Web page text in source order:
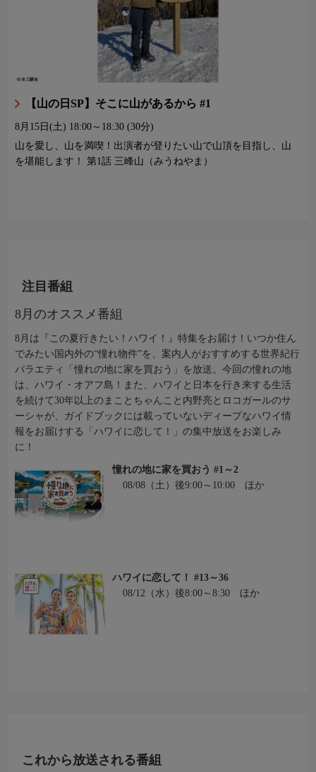
【山の日SP】そこに山があるから #1
8月15日(土) 18:00～18:30 (30分)
山を愛し、山を満喫！出演者が登りたい山で山頂を目指し、山
を堪能します！ 第1話 三峰山（みうねやま）
注目番組
8月のオススメ番組
8月は『この夏行きたい！ハワイ！』特集をお届け！いつか住ん
でみたい国内外の“憧れ物件”を、案内人がおすすめする世界紀行
バラエティ「憧れの地に家を買おう」を放送。今回の憧れの地
は、ハワイ・オアフ島！また、ハワイと日本を行き来する生活
を続けて30年以上のまことちゃんこと内野亮とロコガールのサ
ーシャが、ガイドブックには載っていないディープなハワイ情
報をお届けする「ハワイに恋して！」の集中放送をお楽しみ
に！
憧れの地に家を買おう #1～2
08/08（土）後9:00～10:00 ほか
ハワイに恋して！ #13～36
08/12（水）後8:00～8:30 ほか
これから放送される番組